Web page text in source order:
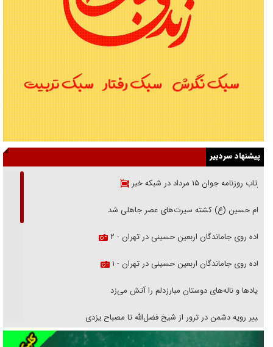
پیشنهاد سردبیر
بازتاب روزنامه جوان ۱۵ مرداد در شبکه خبر
امام حسین (ع) کشته سیرت‌های عصر جاهلی شد
پیاده روی جاماندگان اربعین حسینی در تهران - ۲
پیاده روی جاماندگان اربعین حسینی در تهران - ۱
فریاد‌ها و ناله‌های دوستان مبارزدلم را آتش می‌زد
تغییر رویه دشمن در ترور از شیخ فضل‌الله تا مصباح یزدی